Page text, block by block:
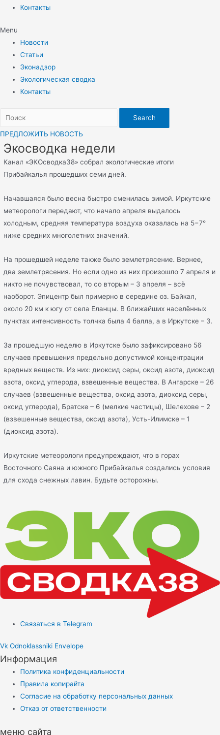
Контакты
Menu
Новости
Статьи
Эконадзор
Экологическая сводка
Контакты
Search
ПРЕДЛОЖИТЬ НОВОСТЬ
Экосводка недели
Канал «ЭКОсводка38» собрал экологические итоги
Прибайкалья прошедших семи дней.
Начавшаяся было весна быстро сменилась зимой. Иркутские
метеорологи передают, что начало апреля выдалось
холодным, средняя температура воздуха оказалась на 5−7°
ниже средних многолетних значений.
На прошедшей неделе также было землетрясение. Вернее,
два землетрясения. Но если одно из них произошло 7 апреля и
никто не почувствовал, то со вторым – 3 апреля – всё
наоборот. Эпицентр был примерно в середине оз. Байкал,
около 20 км к югу от села Еланцы. В ближайших населённых
пунктах интенсивность толчка была 4 балла, а в Иркутске – 3.
За прошедшую неделю в Иркутске было зафиксировано 56
случаев превышения предельно допустимой концентрации
вредных веществ. Из них: диоксид серы, оксид азота, диоксид
азота, оксид углерода, взвешенные вещества. В Ангарске – 26
случаев (взвешенные вещества, оксид азота, диоксид серы,
оксид углерода), Братске – 6 (мелкие частицы), Шелехове – 2
(взвешенные вещества, оксид азота), Усть-Илимске – 1
(диоксид азота).
Иркутские метеорологи предупреждают, что в горах
Восточного Саяна и южного Прибайкалья создались условия
для схода снежных лавин. Будьте осторожны.
Связаться в Telegram
Vk Odnoklassniki Envelope
Информация
Политика конфиденциальности
Правила копирайта
Согласие на обработку персональных данных
Отказ от ответственности
меню сайта